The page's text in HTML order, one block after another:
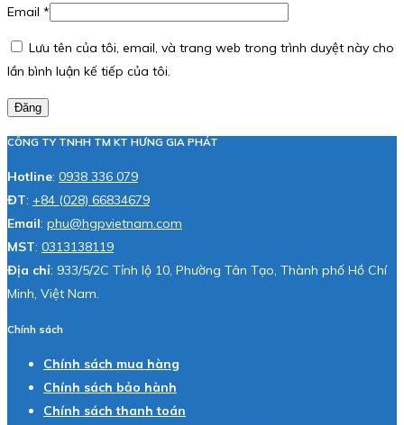
Email *
Lưu tên của tôi, email, và trang web trong trình duyệt này cho
lần bình luận kế tiếp của tôi.
Đăng
CÔNG TY TNHH TM KT HƯNG GIA PHÁT
Hotline: 0938 336 079
ĐT: +84 (028) 66834679
Email: phu@hgpvietnam.com
MST: 0313138119
Địa chỉ: 933/5/2C Tỉnh lộ 10, Phường Tân Tạo, Thành phố Hồ Chí
Minh, Việt Nam.
Chính sách
Chính sách mua hàng
Chính sách bảo hành
Chính sách thanh toán